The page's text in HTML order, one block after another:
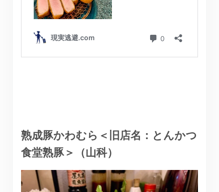
熟成豚かわむら＜旧店名：とんかつ
食堂熟豚＞（山科）